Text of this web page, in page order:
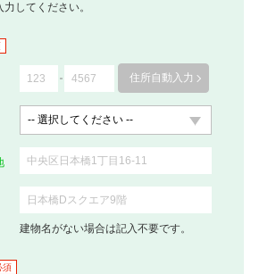
してください。
住所自動入力
建物名がない場合は記入不要です。
須